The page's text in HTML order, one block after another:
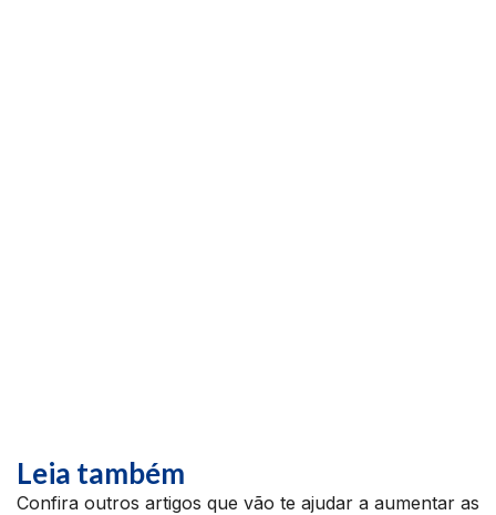
Leia também
Confira outros artigos que vão te ajudar a aumentar as